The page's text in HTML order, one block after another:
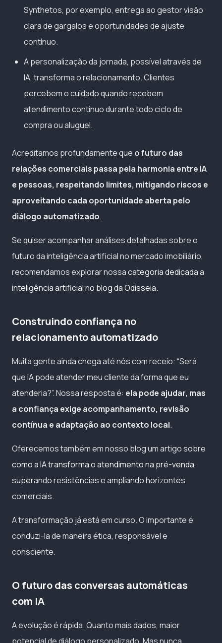
Synthetos, por exemplo, entrega ao gestor visão
clara de gargalos e oportunidades de ajuste
contínuo.
A personalização da jornada, possível através de
IA, transforma o relacionamento. Clientes
percebem o cuidado quando recebem
atendimento contínuo durante todo ciclo de
compra ou aluguel.
Acreditamos profundamente que o futuro das
relações comerciais passa pela harmonia entre IA
e pessoas, respeitando limites, mitigando riscos e
aproveitando cada oportunidade aberta pelo
diálogo automatizado.
Se quiser acompanhar análises detalhadas sobre o
futuro da inteligência artificial no mercado imobiliário,
recomendamos explorar nossacategoria dedicada a
inteligência artificial no blog da Odisseia.
Construindo confiança no
relacionamento automatizado
Muita gente ainda chega até nós com receio: “Será
que IA pode atender meu cliente da forma que eu
atenderia?”. Nossa resposta é: ela pode ajudar, mas
a confiança exige acompanhamento, revisão
contínua e adaptação ao contexto local.
Oferecemos também em nosso blog um artigo sobre
como a IA transforma o atendimento na pré-venda,
superando resistências e ampliando horizontes
comerciais.
A transformação já está em curso. O importante é
conduzi-la de maneira ética, responsável e
consciente.
O futuro das conversas automáticas
com IA
A evolução é rápida. Quanto mais dados, maior
potencial de diálogo personalizado. Mas nunca